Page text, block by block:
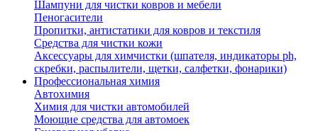
Шампуни для чистки ковров и мебели
Пеногасители
Пропитки, антистатики для ковров и текстиля
Средства для чистки кожи
Аксессуары для химчистки (шпателя, индикаторы ph,
скребки, распылители, щетки, салфетки, фонарики)
Профессиональная химия
Автохимия
Химия для чистки автомобилей
Моющие средства для автомоек